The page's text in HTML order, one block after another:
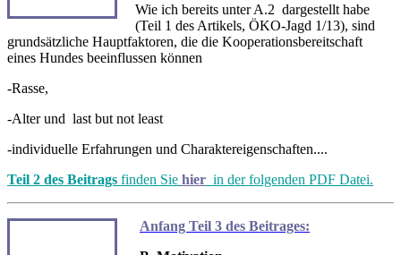
Wie ich bereits unter A.2 dargestellt habe
(Teil 1 des Artikels, ÖKO-Jagd 1/13), sind
grundsätzliche Hauptfaktoren, die die Kooperationsbereitschaft
eines Hundes beeinflussen können
-Rasse,
-Alter und last but not least
-individuelle Erfahrungen und Charaktereigenschaften....
Teil 2 des Beitrags finden Sie hier in der folgenden PDF Datei.
Anfang Teil 3 des Beitrages: